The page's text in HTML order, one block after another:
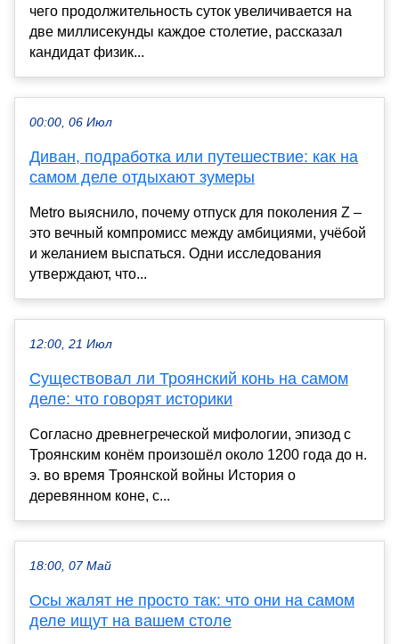
чего продолжительность суток увеличивается на
две миллисекунды каждое столетие, рассказал
кандидат физик...
00:00, 06 Июл
Диван, подработка или путешествие: как на
самом деле отдыхают зумеры
Metro выяснило, почему отпуск для поколения Z –
это вечный компромисс между амбициями, учёбой
и желанием выспаться. Одни исследования
утверждают, что...
12:00, 21 Июл
Существовал ли Троянский конь на самом
деле: что говорят историки
Согласно древнегреческой мифологии, эпизод с
Троянским конём произошёл около 1200 года до н.
э. во время Троянской войны История о
деревянном коне, с...
18:00, 07 Май
Осы жалят не просто так: что они на самом
деле ищут на вашем столе